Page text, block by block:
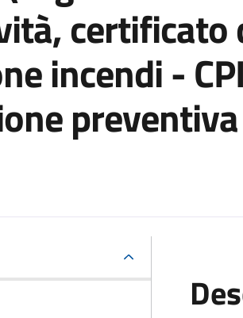
certificato
incendi -